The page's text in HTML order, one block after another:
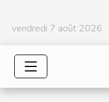
vendredi 7 août 2026